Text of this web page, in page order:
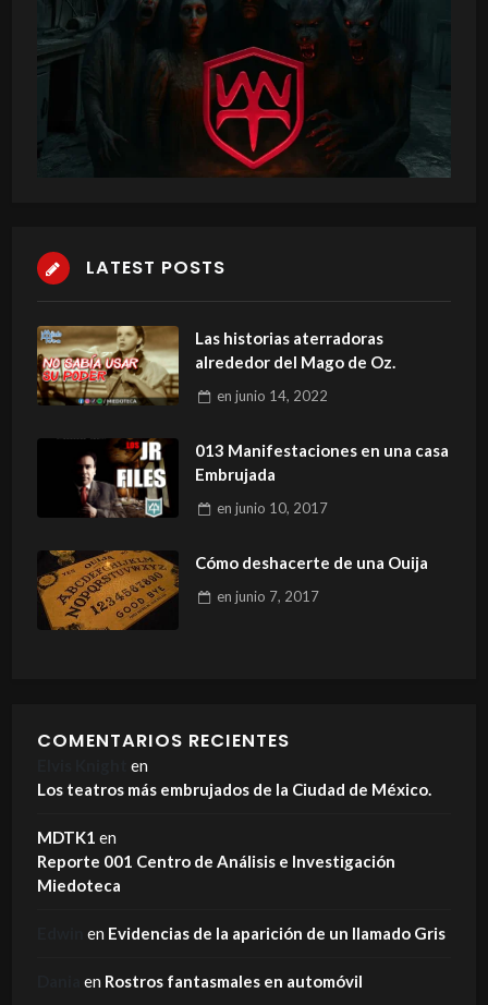
LATEST POSTS
Las historias aterradoras
alrededor del Mago de Oz.
en junio 14, 2022
013 Manifestaciones en una casa
Embrujada
en junio 10, 2017
Cómo deshacerte de una Ouija
en junio 7, 2017
COMENTARIOS RECIENTES
en
Los teatros más embrujados de la Ciudad de México.
MDTK1 en
Reporte 001 Centro de Análisis e Investigación
Miedoteca
en Evidencias de la aparición de un llamado Gris
en Rostros fantasmales en automóvil